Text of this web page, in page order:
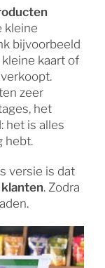
kleine
bijvoorbeeld
kaart of
zeer
het
het is alles
hebt.
versie is dat
. Zodra